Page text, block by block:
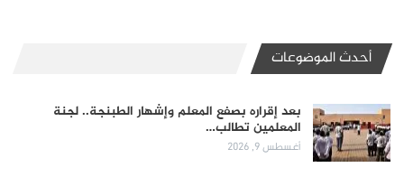
أحدث الموضوعات
بعد إقراره بصفع المعلم وإشهار الطبنجة.. لجنة
المعلمين تطالب…
أغسطس 9, 2026